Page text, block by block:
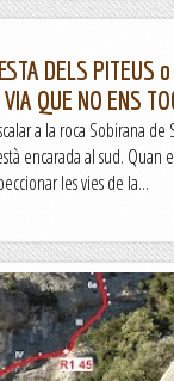
DELS PITEUS o
QUE NO ENS
a la roca Sobirana de
encarada al sud. Quan
les vies de la...